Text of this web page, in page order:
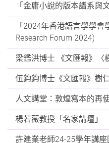
「金庸小說的版本譜系與
「2024年香港語言學學會
Research Forum 2024)
梁鑑洪博士 《文匯報》〈
伍鈞鈞博士《文匯報》樹
人文講堂：敦煌寫本的再
楊若薇教授「名家講壇」
許建業老師24-25學年講座